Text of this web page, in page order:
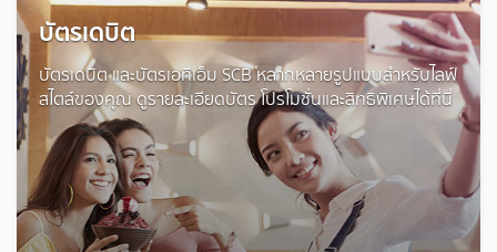
บัตรเดบิต
บัตรเดบิต และบัตรเอทีเอ็ม SCB หลากหลายรูปแบบสำหรับไลฟ์
สไตล์ของคุณ ดูรายละเอียดบัตร โปรโมชั่นและสิทธิพิเศษได้ที่นี่